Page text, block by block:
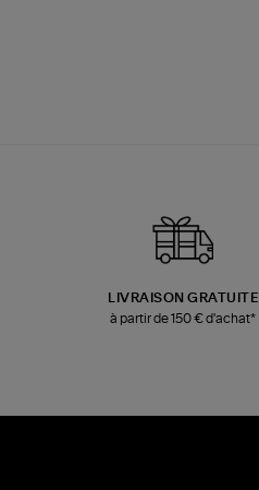
LIVRAISON GRATUITE
à partir de 150 € d'achat*